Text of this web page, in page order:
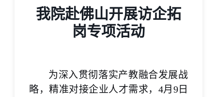
我院赴佛山开展访企拓
岗专项活动
为深入贯彻落实产教融合发展战
略，精准对接企业人才需求，4月9日